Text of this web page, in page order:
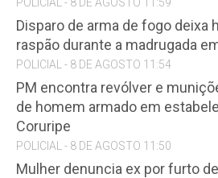
Disparo de arma de fogo deixa
raspão durante a madrugada
POLICIAL - 8 DE AGOSTO 11:54
PM encontra revólver e
de homem armado em
Coruripe
POLICIAL - 8 DE AGOSTO 11:50
Mulher denuncia ex por furto